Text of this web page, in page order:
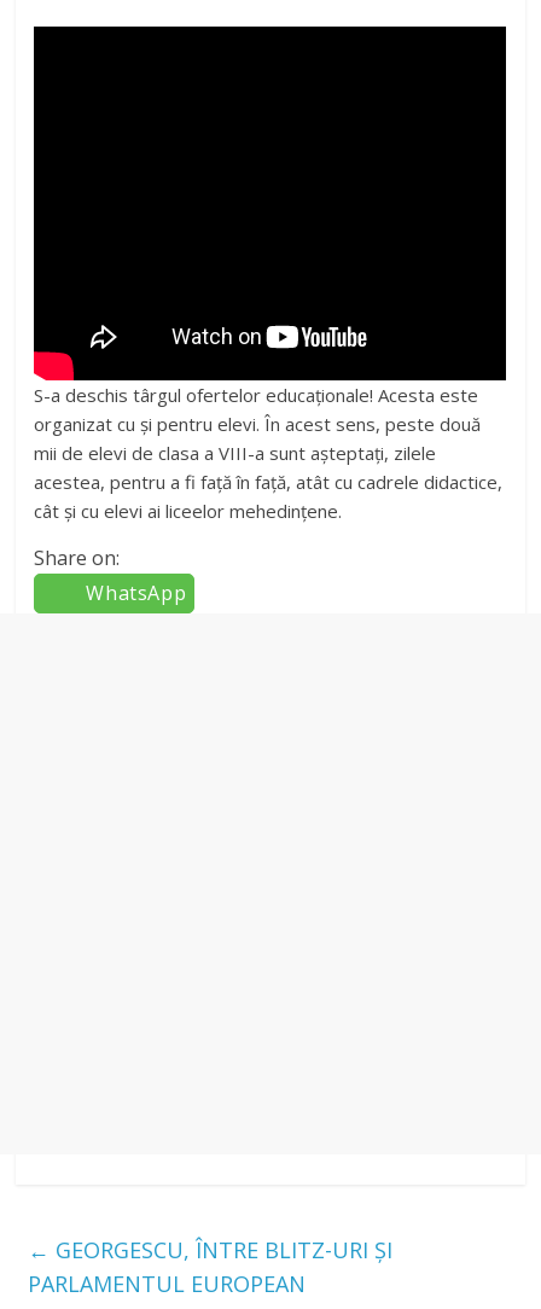
S-a deschis târgul ofertelor educaţionale! Acesta este
organizat cu şi pentru elevi. În acest sens, peste două
mii de elevi de clasa a VIII-a sunt aşteptaţi, zilele
acestea, pentru a fi faţă în faţă, atât cu cadrele didactice,
cât şi cu elevi ai liceelor mehedinţene.
Share on:
WhatsApp
← GEORGESCU, ÎNTRE BLITZ-URI ȘI
PARLAMENTUL EUROPEAN